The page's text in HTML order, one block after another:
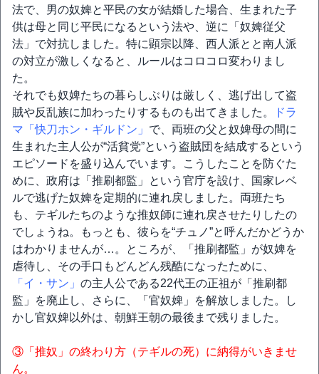
法で、男の奴婢と平民の女が結婚した場合、生まれた子
供は母と同じ平民になるという法や、逆に「奴婢従父
法」で対抗しました。特に顕宗以降、西人派とと南人派
の対立が激しくなると、ルールはコロコロ変わりまし
た。
それでも奴婢たちの暮らしぶりは厳しく、逃げ出して盗
賊や反乱族に加わったりするものも出てきました。
ドラ
マ「快刀ホン・ギルドン」 で、両班の父と奴婢母の間に
生まれた主人公が“活貧党”という盗賊団を結成するという
エピソードを盛り込んでいます。こうしたことを防ぐた
めに、政府は「推刷都監」という官庁を設け、国家レベ
ルで逃げた奴婢を定期的に連れ戻しました。両班たち
も、テギルたちのような推奴師に連れ戻させたりしたの
でしょうね。もっとも、彼らを“チュノ”と呼んだかどうか
はわかりませんが…。ところが、「推刷都監」が奴婢を
虐待し、その手口もどんどん残酷になったために、
「イ・サン」 の主人公である22代王の正祖が「推刷都
監」を廃止し、さらに、「官奴婢」を解放しました。し
かし官奴婢以外は、朝鮮王朝の最後まで残りました。
③「推奴」の終わり方（テギルの死）に納得がいきませ
ん。